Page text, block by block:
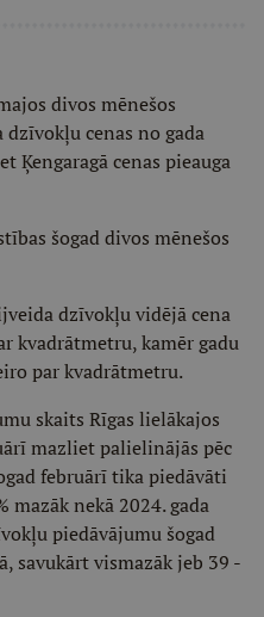
divos mēnešos
cenas no gada
Ķengaragā cenas pieauga
šogad divos mēnešos
dzīvokļu vidējā cena
kvadrātmetru, kamēr gadu
par kvadrātmetru.
skaits Rīgas lielākajos
mazliet palielinājās pēc
februārī tika piedāvāti
mazāk nekā 2024. gada
piedāvājumu šogad
savukārt vismazāk jeb 39 -